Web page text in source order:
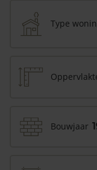
Type
Bouwjaar